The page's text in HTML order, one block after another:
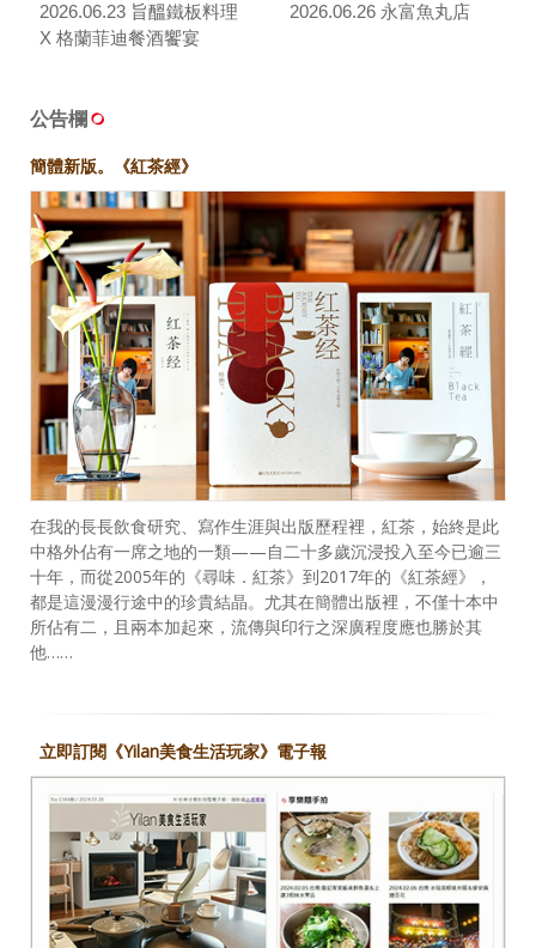
2026.06.23 旨醞鐵板料理
X 格蘭菲迪餐酒饗宴
2026.06.26 永富魚丸店
公告欄
簡體新版。《紅茶經》
在我的長長飲食研究、寫作生涯與出版歷程裡，紅茶，始終是此
中格外佔有一席之地的一類——自二十多歲沉浸投入至今已逾三
十年，而從2005年的《尋味．紅茶》到2017年的《紅茶經》，
都是這漫漫行途中的珍貴結晶。尤其在簡體出版裡，不僅十本中
所佔有二，且兩本加起來，流傳與印行之深廣程度應也勝於其
他……
立即訂閱《Yilan美食生活玩家》電子報